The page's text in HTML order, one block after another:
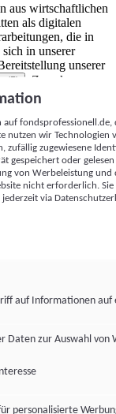
aus wirtschaftlichen
als digitalen
die in
in unserer
unserer
(5)
. Zwecke:
Werbeleistung
(z. B. login-
mit anderen
usw.) auf
werden, um es
einer Webseite
hier aufgeführten
auf
nutzen wir Technologien
zufällig zugewiesene
gespeichert oder
von Werbeleistung
nicht erforderlich.
via
auf Informationen auf
Daten zur Auswahl von
personalisierte